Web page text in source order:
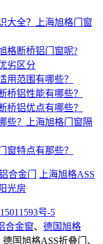
大全？上海旭格门窗
格断桥铝门窗呢?
劣区分
用范围有哪些？
桥铝性能有哪些？
桥铝优点有哪些？
些？上海旭格门窗隔
窗特点有那些？
合金门
上海旭格ASS
光房
号-5
合金窗、 德国旭格
国旭格ASS折叠门、